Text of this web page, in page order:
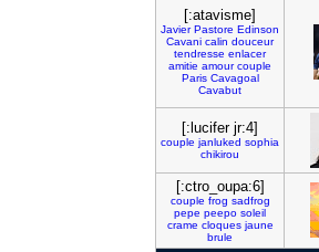
[:atavisme]
Javier Pastore Edinson
Cavani calin douceur
tendresse enlacer
amitie amour couple
Paris Cavagoal
Cavabut
[:lucifer jr:4]
couple janluked sophia
chikirou
[:ctro_oupa:6]
couple frog sadfrog
pepe peepo soleil
crame cloques jaune
brule